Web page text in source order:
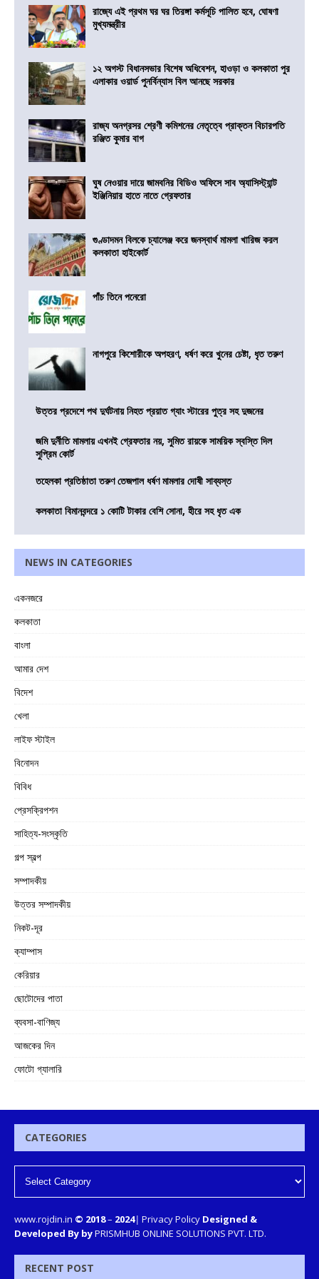
রাজ্যে এই প্রথম ঘর ঘর তিরঙ্গা কর্মসূচি পালিত হবে, ঘোষণা
মুখ্যমন্ত্রীর
১২ অগস্ট বিধানসভার বিশেষ অধিবেশন, হাওড়া ও কলকাতা পুর
এলাকার ওয়ার্ড পুনর্বিন্যাস বিল আনছে সরকার
রাজ্য অনগ্রসর শ্রেণী কমিশনের নেতৃত্বে প্রাক্তন বিচারপতি
রঞ্জিত কুমার বাগ
ঘুষ নেওয়ার দায়ে জামবনির বিডিও অফিসে সাব অ্যাসিস্ট্যান্ট
ইঞ্জিনিয়ার হাতে নাতে গ্রেফতার
গুণ্ডাদমন বিলকে চ্যালেঞ্জ করে জনস্বার্থ মামলা খারিজ করল
কলকাতা হাইকোর্ট
পাঁচ তিনে পনেরো
নাগপুরে কিশোরীকে অপহরণ, ধর্ষণ করে খুনের চেষ্টা, ধৃত তরুণ
উত্তর প্রদেশে পথ দুর্ঘটনায় নিহত প্রয়াত গ্যাং স্টারের পুত্র সহ দুজনের
জমি দুর্নীতি মামলায় এখনই গ্রেফতার নয়, সুমিত রায়কে সাময়িক স্বস্তি দিল
সুপ্রিম কোর্ট
তহেলকা প্রতিষ্ঠাতা তরুণ তেজপাল ধর্ষণ মামলার দোষী সাব্যস্ত
কলকাতা বিমানবন্দরে ১ কোটি টাকার বেশি সোনা, হীরে সহ ধৃত এক
NEWS IN CATEGORIES
একনজরে
কলকাতা
বাংলা
আমার দেশ
বিদেশ
খেলা
লাইফ স্টাইল
বিনোদন
বিবিধ
প্রেসক্রিপশন
সাহিত্য-সংস্কৃতি
গল্প স্বল্প
সম্পাদকীয়
উত্তর সম্পাদকীয়
নিকট-দূর
ক্যাম্পাস
কেরিয়ার
ছোটোদের পাতা
ব্যবসা-বাণিজ্য
আজকের দিন
ফোটো গ্যালারি
CATEGORIES
www.rojdin.in © 2018– 2024| Privacy Policy Designed &
Developed By byPRISMHUB ONLINE SOLUTIONS PVT. LTD.
RECENT POST